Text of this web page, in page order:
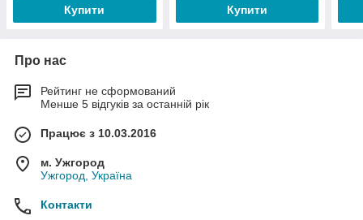
Купити Купити
Про нас
Рейтинг не сформований
Менше 5 відгуків за останній рік
Працює з 10.03.2016
м. Ужгород
Ужгород, Україна
Контакти